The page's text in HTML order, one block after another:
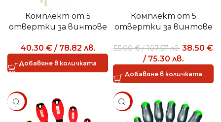
Комплект от 5
отвертки за винтове
SH5
40.30 € / 78.82 лв.
Добавяне в количката
Комплект от 5
отвертки за винтове
винтове PHILLIPS® –
1000 V
55.00€ /107.57лв. 38.50 €
/ 75.30 лв.
Добавяне в количката
SALE SALE